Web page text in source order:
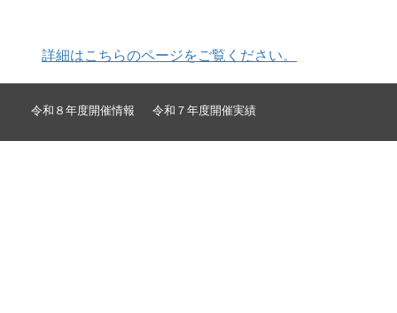
詳細はこちらのページをご覧ください。
令和８年度開催情報 令和７年度開催実績